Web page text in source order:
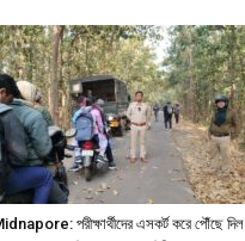
পরীক্ষার্থীদের এসকর্ট করে পৌঁছে দিল